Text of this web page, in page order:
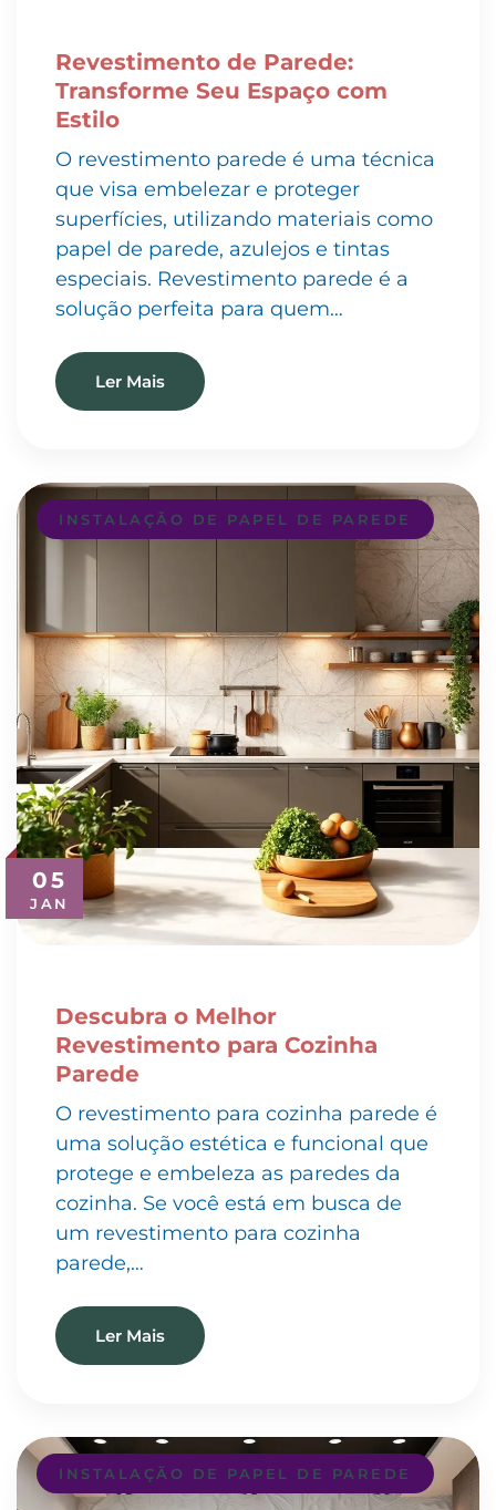
Revestimento de Parede:
Transforme Seu Espaço com
Estilo
O revestimento parede é uma técnica
que visa embelezar e proteger
superfícies, utilizando materiais como
papel de parede, azulejos e tintas
especiais. Revestimento parede é a
solução perfeita para quem…
Ler Mais
05
JAN
INSTALAÇÃO DE PAPEL DE PAREDE
Descubra o Melhor
Revestimento para Cozinha
Parede
O revestimento para cozinha parede é
uma solução estética e funcional que
protege e embeleza as paredes da
cozinha. Se você está em busca de
um revestimento para cozinha
parede,…
Ler Mais
INSTALAÇÃO DE PAPEL DE PAREDE